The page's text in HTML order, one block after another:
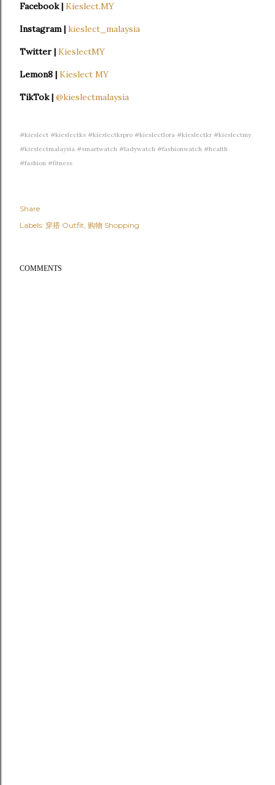
Facebook | Kieslect.MY
Instagram | kieslect_malaysia
Twitter | KieslectMY
Lemon8 | Kieslect MY
TikTok | @kieslectmalaysia
#kieslect #kieslectks #kieslectkrpro #kieslectlora #kieslectkr #kieslectmy
#kieslectmalaysia #smartwatch #ladywatch #fashionwatch #health
#fashion #fitness
Share
Labels: 穿搭 Outfit 购物 Shopping
COMMENTS